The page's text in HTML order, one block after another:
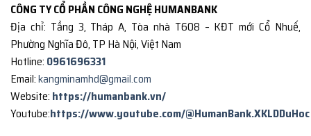
CÔNG TY CỔ PHẦN CÔNG NGHỆ HUMANBANK
Địa chỉ: Tầng 3, Tháp A, Tòa nhà T608 – KĐT mới Cổ Nhuế,
Phường Nghĩa Đô, TP Hà Nội, Việt Nam
Hotline: 0961696331
Email:kangminamhd@gmail.com
Website: https://humanbank.vn/
Youtube:https://www.youtube.com/@HumanBank.XKLDDuHoc